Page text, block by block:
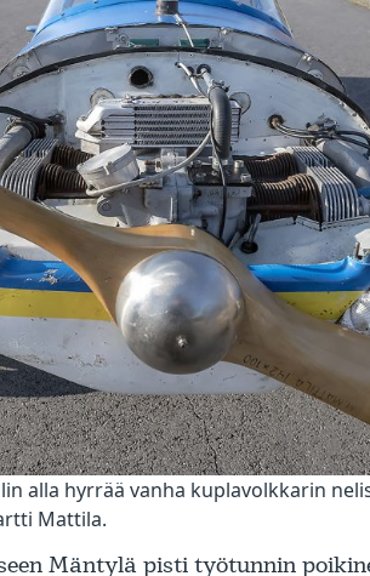
alla hyrrää vanha kuplavolkkarin
Mattila.
Mäntylä pisti työtunnin